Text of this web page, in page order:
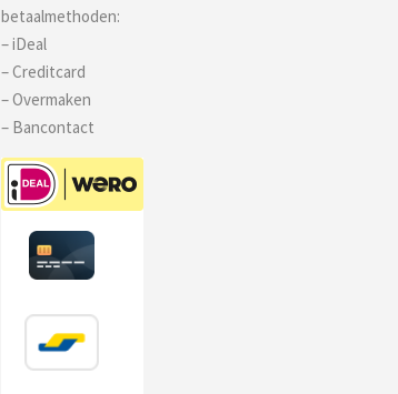
betaalmethoden:
– iDeal
– Creditcard
– Overmaken
– Bancontact